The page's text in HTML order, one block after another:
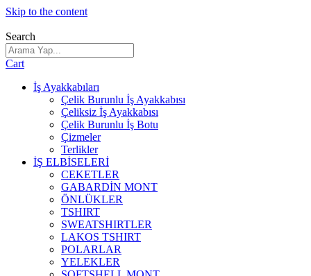
Skip to the content
Search
Cart
İş Ayakkabıları
Çelik Burunlu İş Ayakkabısı
Çeliksiz İş Ayakkabısı
Çelik Burunlu İş Botu
Çizmeler
Terlikler
İŞ ELBİSELERİ
CEKETLER
GABARDİN MONT
ÖNLÜKLER
TSHIRT
SWEATSHIRTLER
LAKOS TSHIRT
POLARLAR
YELEKLER